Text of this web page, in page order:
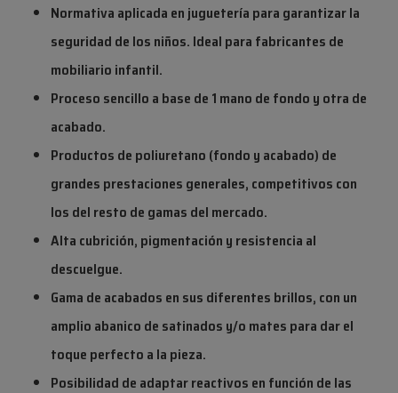
Normativa aplicada en juguetería para garantizar la
seguridad de los niños. Ideal para fabricantes de
mobiliario infantil.
Proceso sencillo a base de 1 mano de fondo y otra de
acabado.
Productos de poliuretano (fondo y acabado) de
grandes prestaciones generales, competitivos con
los del resto de gamas del mercado.
Alta cubrición, pigmentación y resistencia al
descuelgue.
Gama de acabados en sus diferentes brillos, con un
amplio abanico de satinados y/o mates para dar el
toque perfecto a la pieza.
Posibilidad de adaptar reactivos en función de las